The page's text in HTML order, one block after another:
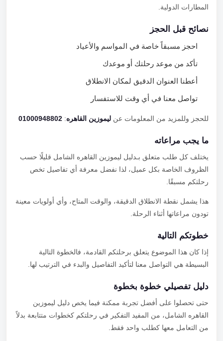
المطارات الدولية.
نصائح قبل الحجز
احجز مسبقاً خاصة في المواسم والأعياد
تأكد من موعد رحلتك أو موعدك
أعطنا العنوان الدقيق لمكان الانطلاق
تواصل معنا في أي وقت للاستفسار
للحجز وللمزيد من المعلومات عنليموزين القاهره:
01000948802
ما يجب مراعاته
يختلف كل طلب متعلق بـدليل ليموزين القاهره الشامل قليلًا حسب
الظروف الخاصة بكل عميل، لذا نفضل معرفة أي تفاصيل تخص
رحلتكم مسبقًا.
هذا يشمل نقطة الانطلاق الدقيقة، والوقت المتاح، وأي أولويات معينة
تودون مراعاتها أثناء الرحلة.
خطوتكم التالية
إذا كان هذا الموضوع يتعلق برحلتكم القادمة، فالخطوة التالية
البسيطة هي التواصل معنا لتأكيد التفاصيل والبدء في الترتيب لها.
دليل تفصيلي خطوة بخطوة
حتى تحصلوا على أفضل تجربة ممكنة فيما يخص دليل ليموزين
القاهره الشامل، من المفيد التفكير في رحلتكم كخطوات متتابعة بدلاً
من التعامل معها كطلب واحد فقط.